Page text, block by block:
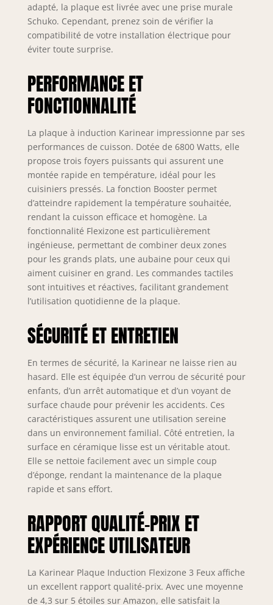
électrique ajuste
intelligemment la
puissance lorsque
ainsi toute
surcharge et
garantissant une
sécurité optimale.
🔥 【Mode Boost
ultra rapide】Avec
la fonction Boost,
chaque foyer peut
atteindre sa
puissance maximale
pendant 5 minutes
pour un chauffage
express, idéal pour
bouillir de l’eau ou
saisir les aliments
rapidement sur
votre Plaque
Induction. 📐
【Dimensions
encastrement】
Conçue pour une
installation
intégrée, cette
Table de cuisson
mesure 90 × 52 ×
6,1 cm et nécessite
un encastrement de
87 × 49 cm.
Raccordement
électrique requis
(sans prise) –
recommandée. 🧲
【Flex-Zone ultra
pratique】Activez la
Flex-Zone pour
foyers latéraux en
une grande zone
adapté, la plaque est livrée avec une prise murale
Schuko. Cependant, prenez soin de vérifier la
compatibilité de votre installation électrique pour
éviter toute surprise.
PERFORMANCE ET
FONCTIONNALITÉ
La plaque à induction Karinear impressionne par ses
performances de cuisson. Dotée de 6800 Watts, elle
propose trois foyers puissants qui assurent une
montée rapide en température, idéal pour les
cuisiniers pressés. La fonction Booster permet
d’atteindre rapidement la température souhaitée,
rendant la cuisson efficace et homogène. La
fonctionnalité Flexizone est particulièrement
ingénieuse, permettant de combiner deux zones
pour les grands plats, une aubaine pour ceux qui
aiment cuisiner en grand. Les commandes tactiles
sont intuitives et réactives, facilitant grandement
l’utilisation quotidienne de la plaque.
SÉCURITÉ ET ENTRETIEN
En termes de sécurité, la Karinear ne laisse rien au
hasard. Elle est équipée d’un verrou de sécurité pour
enfants, d’un arrêt automatique et d’un voyant de
surface chaude pour prévenir les accidents. Ces
caractéristiques assurent une utilisation sereine
dans un environnement familial. Côté entretien, la
surface en céramique lisse est un véritable atout.
Elle se nettoie facilement avec un simple coup
d’éponge, rendant la maintenance de la plaque
rapide et sans effort.
RAPPORT QUALITÉ-PRIX ET
EXPÉRIENCE UTILISATEUR
La Karinear Plaque Induction Flexizone 3 Feux affiche
un excellent rapport qualité-prix. Avec une moyenne
de 4,3 sur 5 étoiles sur Amazon, elle satisfait la